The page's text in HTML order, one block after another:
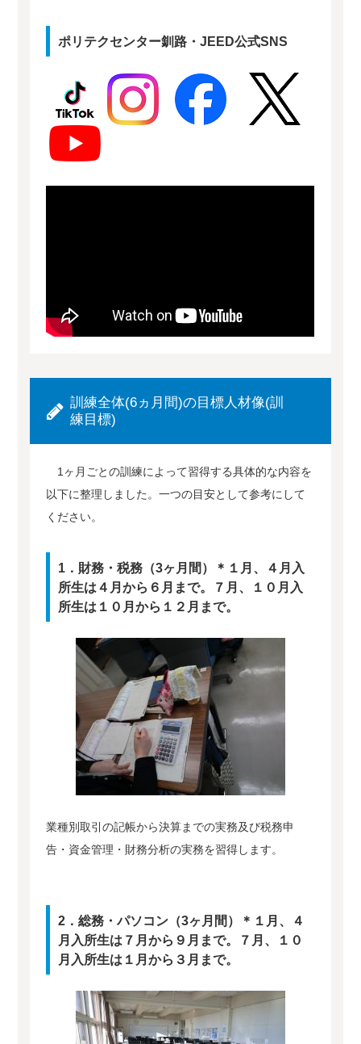
ポリテクセンター釧路・JEED公式SNS
訓練全体(6ヵ月間)の目標人材像(訓
練目標)
1ヶ月ごとの訓練によって習得する具体的な内容を
以下に整理しました。一つの目安として参考にして
ください。
1．財務・税務（3ヶ月間）＊１月、４月入
所生は４月から６月まで。７月、１０月入
所生は１０月から１２月まで。
業種別取引の記帳から決算までの実務及び税務申
告・資金管理・財務分析の実務を習得します。
2．総務・パソコン（3ヶ月間）＊１月、４
月入所生は７月から９月まで。７月、１０
月入所生は１月から３月まで。